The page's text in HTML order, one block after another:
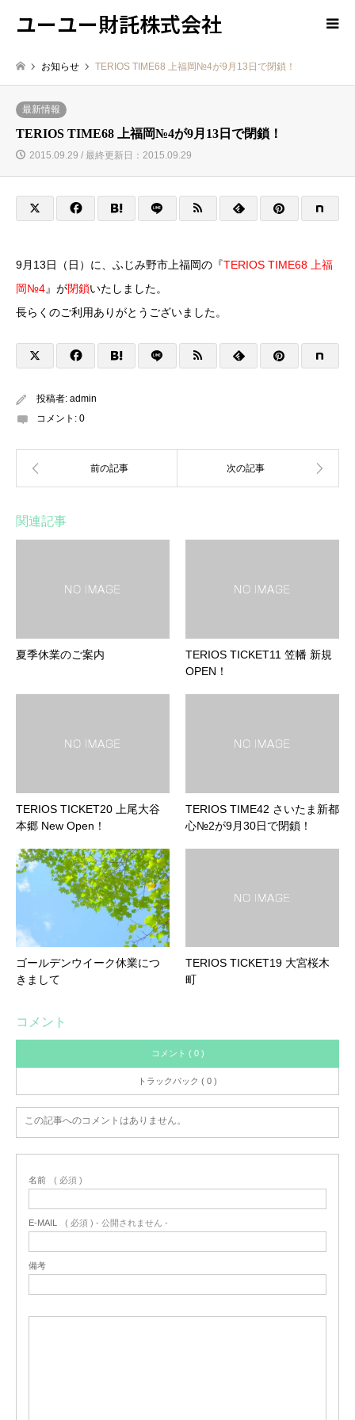
ユーユー財託株式会社
お知らせ TERIOS TIME68 上福岡№4が9月13日で閉鎖！
最新情報
TERIOS TIME68 上福岡№4が9月13日で閉鎖！
2015.09.29 / 最終更新日：2015.09.29
9月13日（日）に、ふじみ野市上福岡の『TERIOS TIME68 上福
岡№4』が閉鎖いたしました。
長らくのご利用ありがとうございました。
投稿者: admin
コメント: 0
関連記事
夏季休業のご案内
TERIOS TICKET11 笠幡 新規
OPEN！
TERIOS TICKET20 上尾大谷
本郷 New Open！
TERIOS TIME42 さいたま新都
心№2が9月30日で閉鎖！
ゴールデンウイーク休業につ
きまして
TERIOS TICKET19 大宮桜木
町
コメント
コメント ( 0 )
トラックバック ( 0 )
この記事へのコメントはありません。
名前 ( 必須 )
E-MAIL ( 必須 ) - 公開されません -
備考